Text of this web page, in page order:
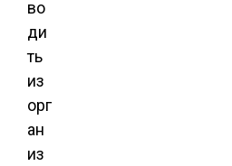
во
ди
ть
из
орг
ан
из